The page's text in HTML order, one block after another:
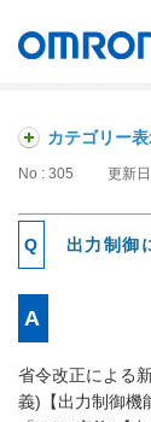
カテゴリー
No : 305 更新
出力制御
省令改正による
義)【出力制御機